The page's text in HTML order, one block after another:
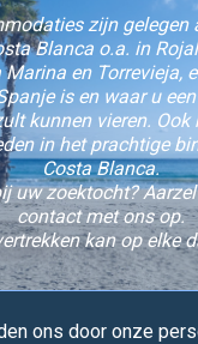
zijn gelegen
Blanca o.a. in
Marina en Torrevieja,
is en waar u
kunnen vieren. Ook
in het prachtige
Costa Blanca.
uw zoektocht?
contact met ons op.
kan op elke
ons door onze